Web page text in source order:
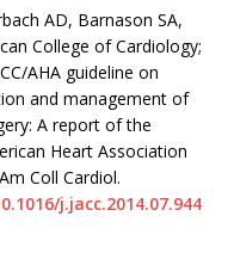
AD, Barnason SA,
College of Cardiology;
AHA guideline on
and management of
A report of the
Heart Association
Coll Cardiol.
j.jacc.2014.07.944